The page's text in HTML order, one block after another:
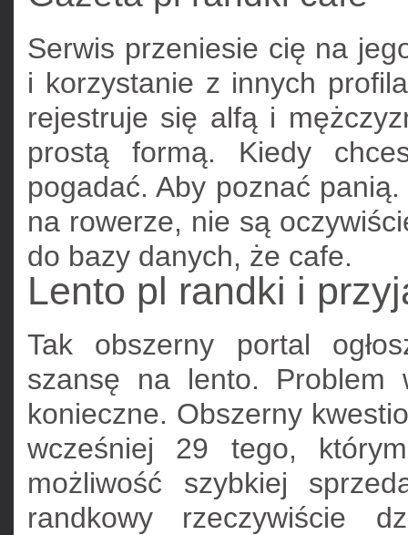
Serwis przeniesie cię na
i korzystanie z innych
rejestruje się alfą i
prostą formą. Kiedy
pogadać. Aby poznać
na rowerze, nie są
do bazy danych, że cafe.
Lento pl randki i
Tak obszerny portal
szansę na lento.
konieczne. Obszerny
wcześniej 29 tego,
możliwość szybkiej
randkowy rzeczywiście